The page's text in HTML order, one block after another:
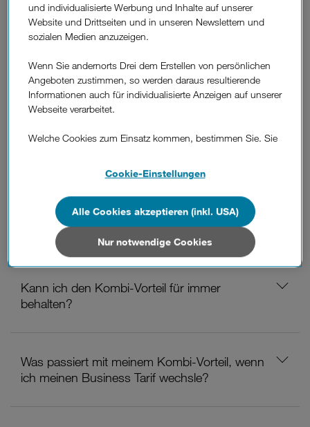
Der Kombi-Vorteil ist nicht mit anderen Aktionen
kombinierbar (z. B.Unlimited Mix
sowie alle anderen Grundentgelt-Rabatte). Ein Umstieg
auf den Unlimited Mix ist möglich, wenn dessen
Voraussetzungen erfüllt werden.
Häufige Fragen.
Kann ich den Kombi-Vorteil Internet mit
anderen Aktionen kombinieren?
Kann ich den Kombi-Vorteil für immer
behalten?
Was passiert mit meinem Kombi-Vorteil, wenn
ich meinen Business Tarif wechsle?
und individualisierte Werbung und Inhalte auf unserer
Website und Drittseiten und in unseren Newslettern und
sozialen Medien anzuzeigen.
Wenn Sie andernorts Drei dem Erstellen von persönlichen
Angeboten zustimmen, so werden daraus resultierende
Informationen auch für individualisierte Anzeigen auf unserer
Webseite verarbeitet.
Welche Cookies zum Einsatz kommen, bestimmen Sie. Sie
Wenn Sie allen Cookies zustimmen, werden auch Cookies
von Drittanbietern verarbeitet, die Ihre Daten in Ländern
außerhalb der europäischen Union (z.B. in den USA)
verarbeiten. Sie unterliegen keinem EU-konformen
Datenschutzniveau und es stehen keine wirksamen
Rechtsbehelfe zur Verfügung.
Cookies von Unternehmen in Drittstaaten, die ein ähnliches
Unternehmen behandelt.
Wenn Sie „Nur notwendige Cookies“ wählen, dann sind für
Cookie-Einstellungen
Nur notwendige Cookies
Alle Cookies akzeptieren (inkl. USA)